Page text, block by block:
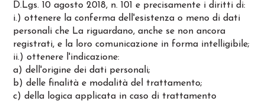
D.Lgs. 10 agosto 2018, n. 101 e precisamente i diritti di:
i.) ottenere la conferma dell'esistenza o meno di dati
personali che La riguardano, anche se non ancora
registrati, e la loro comunicazione in forma intelligibile;
ii.) ottenere l'indicazione:
a) dell'origine dei dati personali;
b) delle finalità e modalità del trattamento;
c) della logica applicata in caso di trattamento